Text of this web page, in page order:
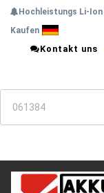
Hochleistungs Li-
Kaufen
Kontakt uns